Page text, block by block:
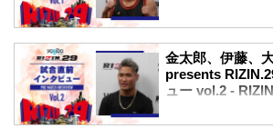
日付 時間 放送・
6/26（土） 10:00
YouTube 試合直前
6/2...
FEDERATION
大阪で行われる
の、マスコミ向け
公開！
金太郎、伊藤、
presents
ュー vol.2 -
FEDERATION